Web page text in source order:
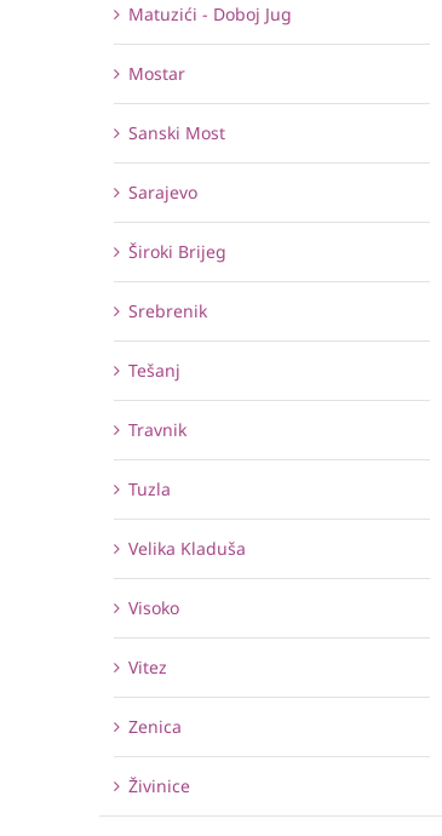
Matuzići - Doboj Jug
Mostar
Sanski Most
Sarajevo
Široki Brijeg
Srebrenik
Tešanj
Travnik
Tuzla
Velika Kladuša
Visoko
Vitez
Zenica
Živinice